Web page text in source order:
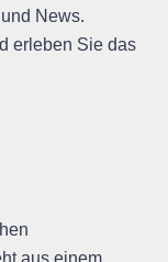
News.
erleben Sie das
aus einem